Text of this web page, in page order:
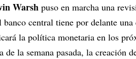
Warsh puso en marcha una
banco central tiene por delante
la política monetaria en los
de la semana pasada, la creación